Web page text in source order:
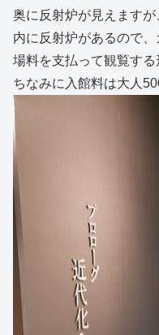
奥に反射炉が見えます
内に反射炉があるので
場料を支払って観覧する
ちなみに入館料は大人